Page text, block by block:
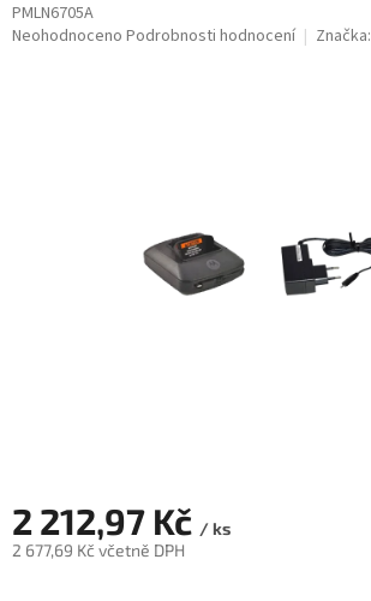
PMLN6705A
Průměrné
Neohodnoceno Podrobnosti hodnocení Značka:
2 212,97 Kč / ks
2 677,69 Kč včetně DPH